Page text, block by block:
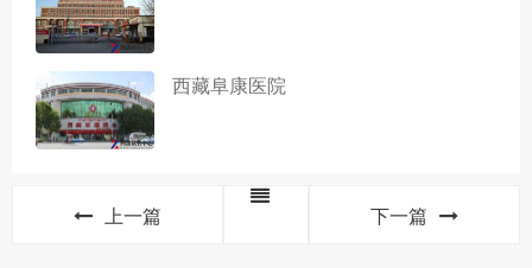
西藏阜康医院
上一篇 下一篇